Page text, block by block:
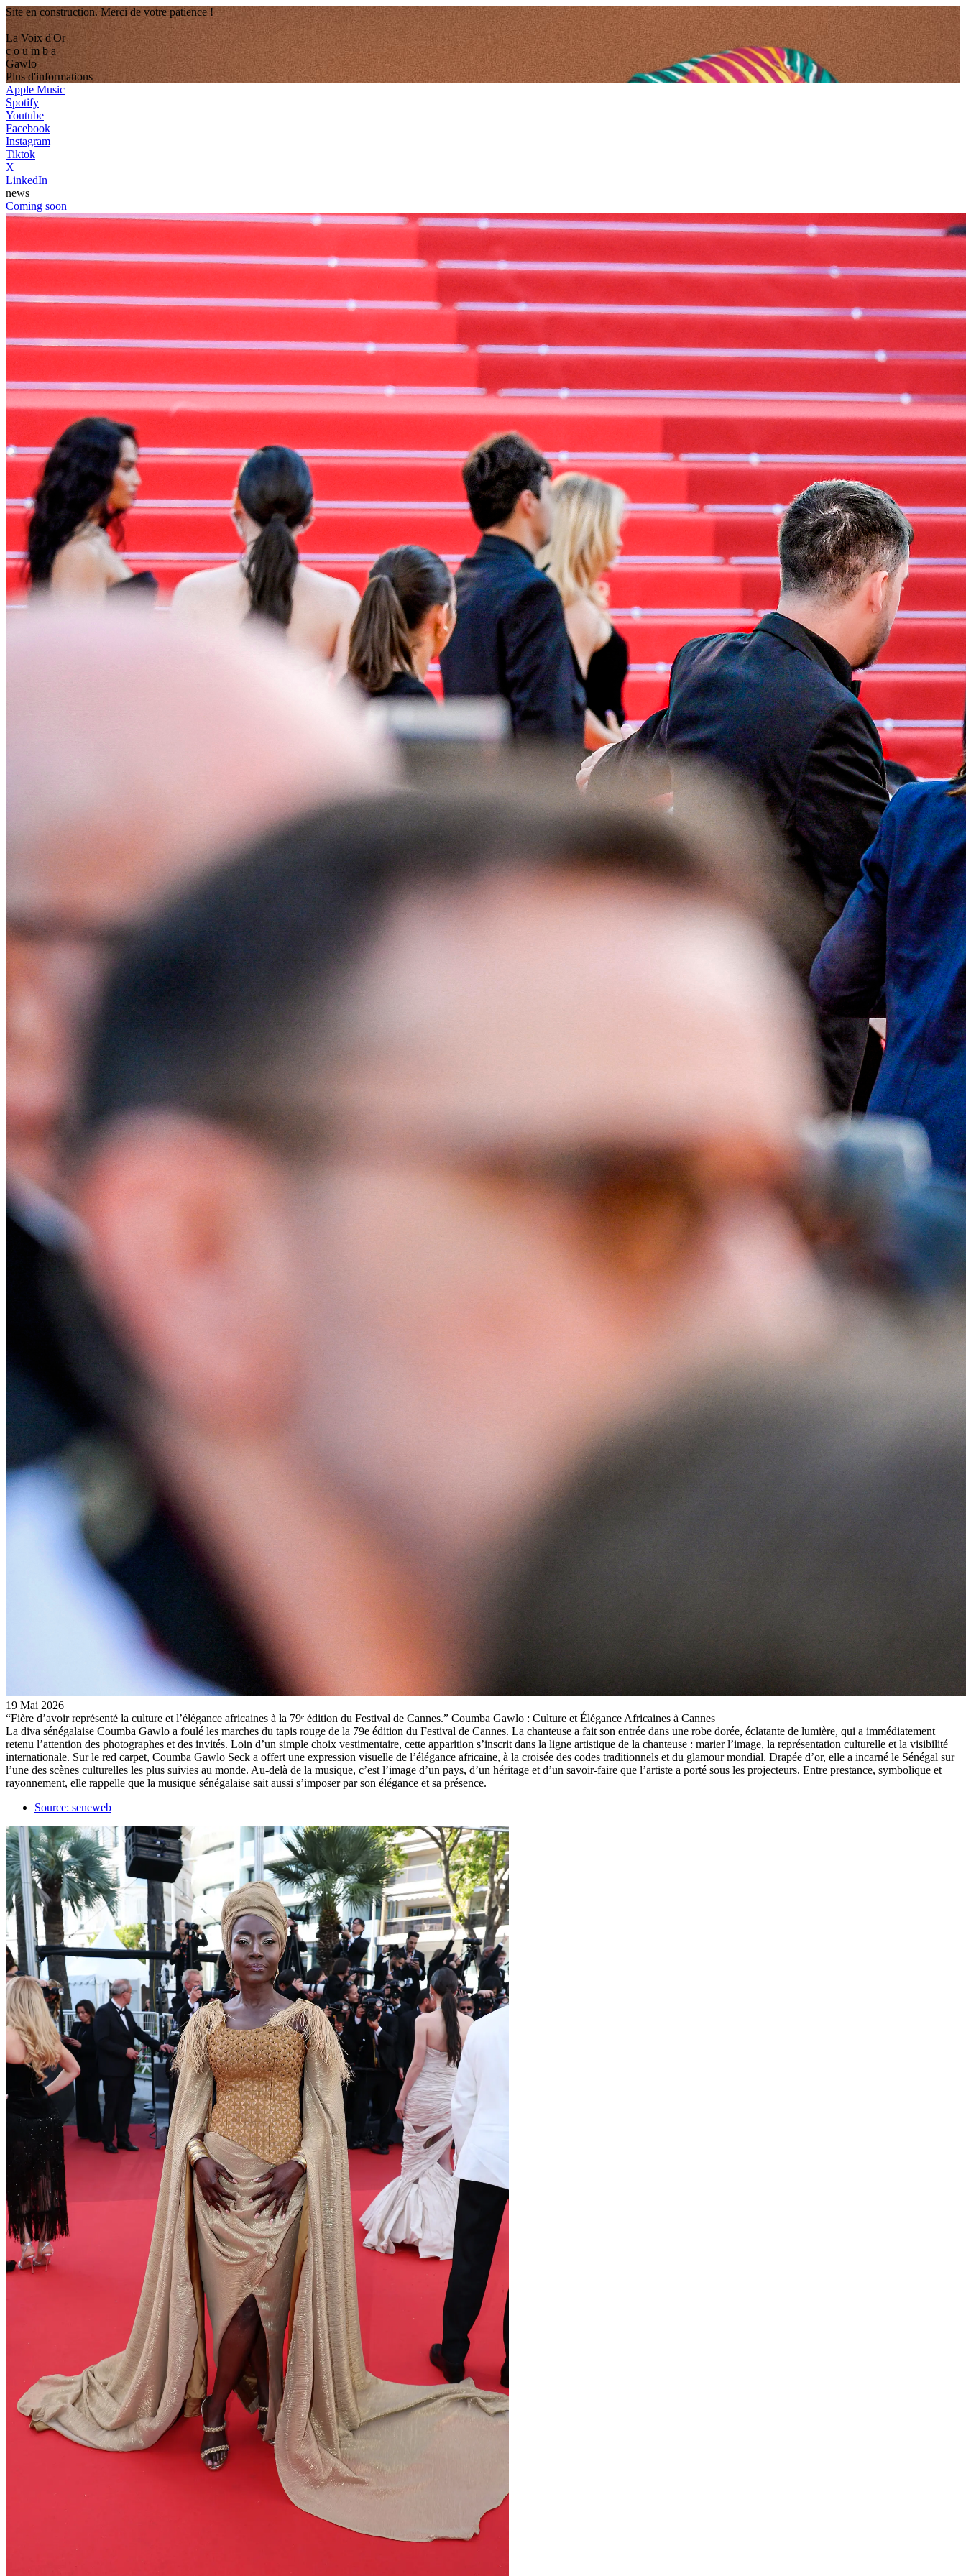
Site en construction. Merci de votre patience !
La Voix d'Or
c o u m b a
Gawlo
Plus d'informations
Apple Music
Spotify
Youtube
Facebook
Instagram
Tiktok
X
LinkedIn
news
Coming soon
19 Mai 2026
“Fière d’avoir représenté la culture et l’élégance africaines à la 79ᵉ édition du Festival de Cannes.” Coumba Gawlo : Culture et Élégance Africaines à Cannes
La diva sénégalaise Coumba Gawlo a foulé les marches du tapis rouge de la 79e édition du Festival de Cannes. La chanteuse a fait son entrée dans une robe dorée, éclatante de lumière, qui a immédiatement
retenu l’attention des photographes et des invités. Loin d’un simple choix vestimentaire, cette apparition s’inscrit dans la ligne artistique de la chanteuse : marier l’image, la représentation culturelle et la visibilité
internationale. Sur le red carpet, Coumba Gawlo Seck a offert une expression visuelle de l’élégance africaine, à la croisée des codes traditionnels et du glamour mondial. Drapée d’or, elle a incarné le Sénégal sur
l’une des scènes culturelles les plus suivies au monde. Au-delà de la musique, c’est l’image d’un pays, d’un héritage et d’un savoir-faire que l’artiste a porté sous les projecteurs. Entre prestance, symbolique et
rayonnement, elle rappelle que la musique sénégalaise sait aussi s’imposer par son élégance et sa présence.
Source: seneweb